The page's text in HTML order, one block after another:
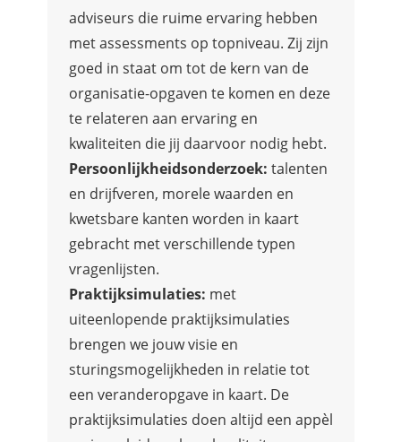
adviseurs die ruime ervaring hebben
met assessments op topniveau. Zij zijn
goed in staat om tot de kern van de
organisatie-opgaven te komen en deze
te relateren aan ervaring en
kwaliteiten die jij daarvoor nodig hebt.
Persoonlijkheidsonderzoek: talenten
en drijfveren, morele waarden en
kwetsbare kanten worden in kaart
gebracht met verschillende typen
vragenlijsten.
Praktijksimulaties: met
uiteenlopende praktijksimulaties
brengen we jouw visie en
sturingsmogelijkheden in relatie tot
een veranderopgave in kaart. De
praktijksimulaties doen altijd een appèl